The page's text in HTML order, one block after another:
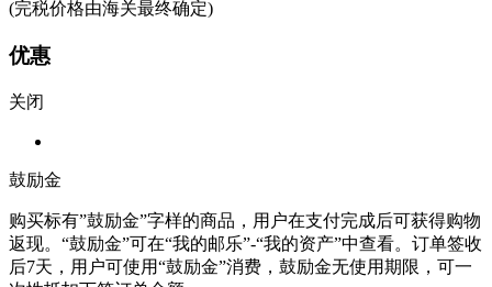
(完税价格由海关最终确定)
优惠
关闭
鼓励金
购买标有”鼓励金”字样的商品，用户在支付完成后可获得购物
返现。“鼓励金”可在“我的邮乐”-“我的资产”中查看。订单签收
后7天，用户可使用“鼓励金”消费，鼓励金无使用期限，可一